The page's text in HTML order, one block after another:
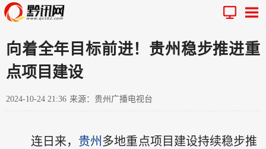
向着全年目标前进！贵州稳步推进重
点项目建设
2024-10-24 21:36 来源：贵州广播电视台
连日来， 贵州 多地重点项目建设持续稳步推